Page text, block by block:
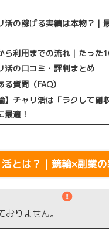
活の稼げる実績は本物？｜
ら利用までの流れ｜たった
活の口コミ・評判まとめ
る質問（FAQ）
】チャリ活は「ラクして副
最適！
とは？｜競輪×副業
おりません。